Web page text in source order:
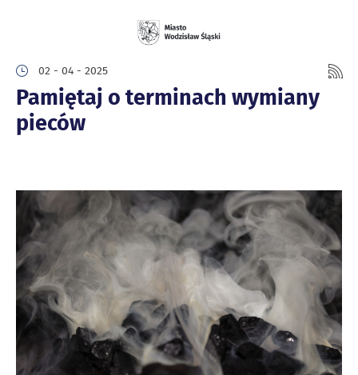
02 - 04 - 2025
Pamiętaj o terminach wymiany
pieców